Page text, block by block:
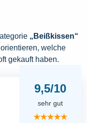
„Beißkissen“
welche
gekauft haben.
9,5/10
sehr gut
★★★★★